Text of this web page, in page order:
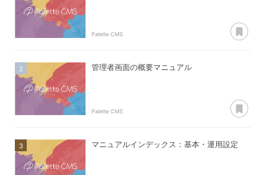
Palette CMS
管理者画面の概要マニュアル
Palette CMS
マニュアルインデックス：基本・運用設定